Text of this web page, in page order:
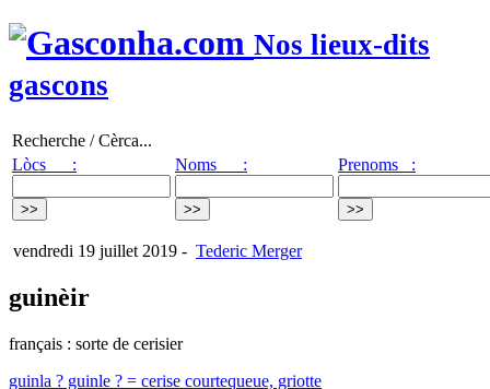
Nos lieux-dits
gascons
Recherche / Cèrca...
Lòcs :
Noms : Prenoms :
vendredi 19 juillet 2019 - Tederic Merger
guinèir
français : sorte de cerisier
guinla ? guinle ? = cerise courtequeue, griotte